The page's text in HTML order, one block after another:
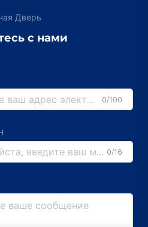
Дверь
с нами
0/100
0/16